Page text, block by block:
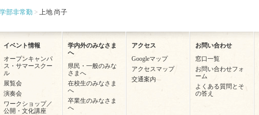
部非常勤 上地 尚子
イベント情報
オープンキャンパ
ス・サマースクー
ル
展覧会
演奏会
ワークショップ／
公開・文化講座
学内外のみなさま
へ
県民・一般のみな
さまへ
在校生のみなさま
へ
卒業生のみなさま
へ
アクセス
Googleマップ
アクセスマップ
交通案内
お問い合わせ
窓口一覧
お問い合わせフォ
ーム
よくある質問とそ
の答え